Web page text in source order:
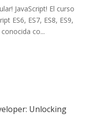
JavaScript! El curso
ES6, ES7, ES8, ES9,
co...
Unlocking